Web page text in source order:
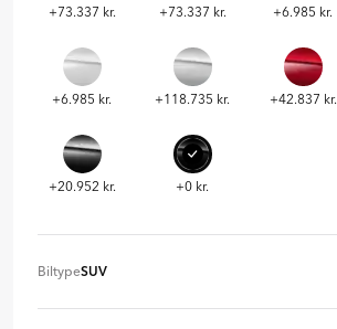
+73.337 kr. +73.337 kr. +6.985 kr.
+6.985 kr. +118.735 kr. +42.837 kr.
+20.952 kr. +0 kr.
BiltypeSUV